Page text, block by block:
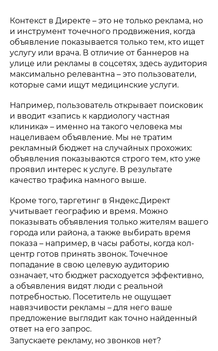
Контекст в Директе – это не только реклама, но
и инструмент точечного продвижения, когда
объявление показывается только тем, кто ищет
услугу или врача. В отличие от баннеров на
улице или рекламы в соцсетях, здесь аудитория
максимально релевантна – это пользователи,
которые сами ищут медицинские услуги.
Например, пользователь открывает поисковик
и вводит «запись к кардиологу частная
клиника» – именно на такого человека мы
нацеливаем объявление. Мы не тратим
рекламный бюджет на случайных прохожих:
объявления показываются строго тем, кто уже
проявил интерес к услуге. В результате
качество трафика намного выше.
Кроме того, таргетинг в Яндекс.Директ
учитывает географию и время. Можно
показывать объявления только жителям вашего
города или района, а также выбирать время
показа – например, в часы работы, когда кол-
центр готов принять звонок. Точечное
попадание в свою целевую аудиторию
означает, что бюджет расходуется эффективно,
а объявления видят люди с реальной
потребностью. Посетитель не ощущает
навязчивости рекламы – для него ваше
предложение выглядит как точно найденный
ответ на его запрос.
Запускаете рекламу, но звонков нет?